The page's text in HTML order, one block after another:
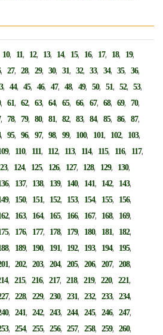
10, 11, 12, 13, 14, 15, 16, 17, 18, 19,
,27,28,29,30,31,32,33,34,35,36,
,44,45,46,47,48,49,50,51,52,53,
,61,62,63,64,65,66,67,68,69,70,
,78,79,80,81,82,83,84,85,86,87,
,95,96,97,98,99, 100, 101, 102, 103,
, 110, 111, 112, 113, 114, 115, 116, 117,
, 124, 125, 126, 127, 128, 129, 130,
, 137, 138, 139, 140, 141, 142, 143,
, 150, 151, 152, 153, 154, 155, 156,
, 163, 164, 165, 166, 167, 168, 169,
, 176, 177, 178, 179, 180, 181, 182,
, 189, 190, 191, 192, 193, 194, 195,
,202,203,204,205,206,207,208,
,215,216,217,218,219,220,221,
,228,229,230,231,232,233,234,
,241,242,243,244,245,246,247,
,254,255,256,257,258,259,260,